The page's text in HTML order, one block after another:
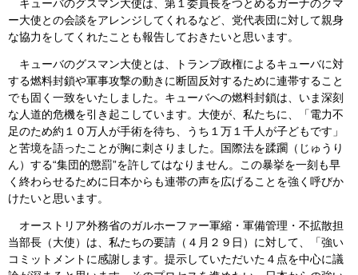
キューバのグスマン大使は、第１委員長をつとめるガーナのクマ
ー大使との会談をアレンジしてくれるなど、党代表団に対して親身
な協力をしてくれたことも報告しておきたいと思います。
キューバのグスマン大使とは、トランプ政権によるキューバに対
する燃料封鎖や軍事攻撃の動きに断固反対するために連帯すること
でも固く一致をいたしました。キューバへの燃料封鎖は、いま深刻
な人道的危機を引き起こしています。大使が、私たちに、「電力不
足のため約１０万人が手術を待ち、うち１万１千人が子どもです」
と苦境を語ったことが胸に刺さりました。国際法を蹂躙（じゅうり
ん）する“集団的懲罰”を許してはなりません。この暴挙を一刻も早
く終わらせるために日本からも連帯の声を広げることを強く呼びか
けたいと思います。
オーストリア外務省のガルホーファー軍縮・軍備管理・不拡散担
当部長（大使）は、私たちの要請（４月２９日）に対して、「強い
コミットメントに感謝します。提示していただいた４点を中心に議